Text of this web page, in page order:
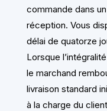
commande dans
réception. Vous
délai de quatorze
Lorsque
le marchand
livraison standard
à la charge du